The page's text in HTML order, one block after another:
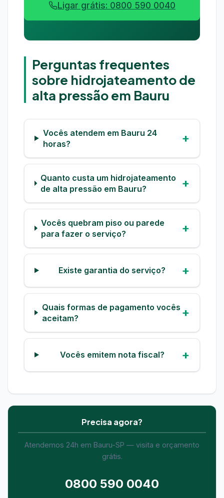
Ligar grátis: 0800 590 0040
Perguntas frequentes
sobre hidrojateamento de
alta pressão em Bauru
Vocês atendem em Bauru 24
horas?
Quanto custa um hidrojateamento
de alta pressão em Bauru?
Vocês quebram piso ou parede
para fazer o serviço?
Existe garantia do serviço?
Quais formas de pagamento vocês
aceitam?
Vocês emitem nota fiscal?
Precisa agora?
Atendemos 24h em Bauru-SP — visita e orçamento
grátis.
0800 590 0040